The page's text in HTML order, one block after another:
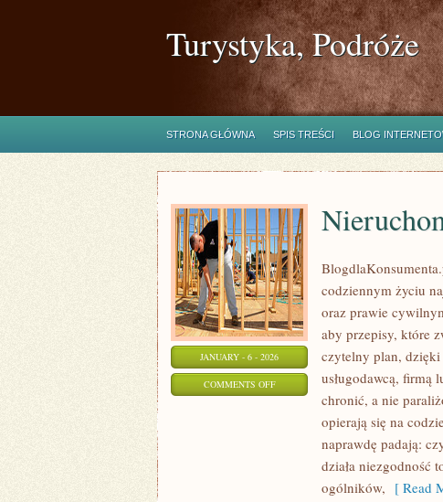
Turystyka, Podróże
STRONA GŁÓWNA SPIS TREŚCI BLOG
JANUARY - 6 - 2026
COMMENTS OFFON
NIERUCHOMOŚCI
codziennym życiu
oraz prawie
aby przepisy, które
czytelny plan, dzięki
usługodawcą, firmą
chronić, a nie
opierają się na
naprawdę padają:
działa niezgodność
ogólników, [ Read